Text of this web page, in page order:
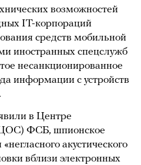
возможностей
IT-корпораций
средств мобильной
иностранных спецслужб
несанкционированное
информации с устройств
в Центре
ФСБ, шпионское
акустического
вблизи электронных